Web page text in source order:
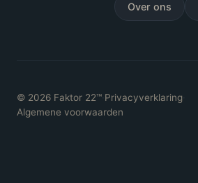
Over ons
© 2026 Faktor 22™ Privacyverklaring
Algemene voorwaarden